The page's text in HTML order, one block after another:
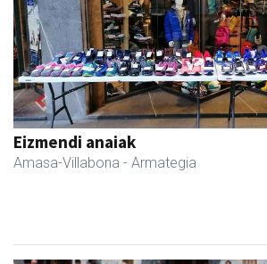
Sahatsa belar-denda eta
Amasa-Villabona - Belar-denda
Previous